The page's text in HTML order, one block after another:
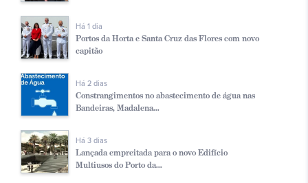
Há 1 dia
Portos da Horta e Santa Cruz das Flores com novo
capitão
Há 2 dias
Constrangimentos no abastecimento de água nas
Bandeiras, Madalena...
Há 3 dias
Lançada empreitada para o novo Edifício
Multiusos do Porto da...